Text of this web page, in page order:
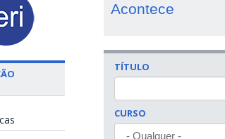
Acontece
TÍTULO
CURSO